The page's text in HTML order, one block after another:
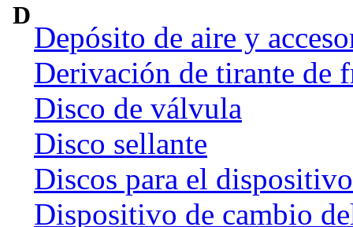
D
Depósito de aire y
Derivación de tirante de
Disco de válvula
Disco sellante
Discos para el
Dispositivo de cambio